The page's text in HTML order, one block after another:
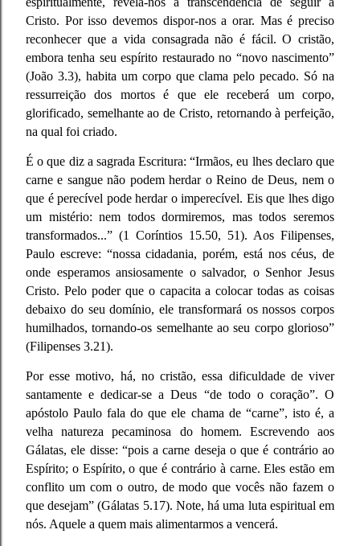
Cristo. Por isso devemos dispor-nos a orar. Mas é preciso
reconhecer que a vida consagrada não é fácil. O cristão,
embora tenha seu espírito restaurado no “novo nascimento”
(João 3.3), habita um corpo que clama pelo pecado. Só na
ressurreição dos mortos é que ele receberá um corpo,
glorificado, semelhante ao de Cristo, retornando à perfeição,
na qual foi criado.
É o que diz a sagrada Escritura: “Irmãos, eu lhes declaro que
carne e sangue não podem herdar o Reino de Deus, nem o
que é perecível pode herdar o imperecível. Eis que lhes digo
um mistério: nem todos dormiremos, mas todos seremos
transformados...” (1 Coríntios 15.50, 51). Aos Filipenses,
Paulo escreve: “nossa cidadania, porém, está nos céus, de
onde esperamos ansiosamente o salvador, o Senhor Jesus
Cristo. Pelo poder que o capacita a colocar todas as coisas
debaixo do seu domínio, ele transformará os nossos corpos
humilhados, tornando-os semelhante ao seu corpo glorioso”
(Filipenses 3.21).
Por esse motivo, há, no cristão, essa dificuldade de viver
santamente e dedicar-se a Deus “de todo o coração”. O
apóstolo Paulo fala do que ele chama de “carne”, isto é, a
velha natureza pecaminosa do homem. Escrevendo aos
Gálatas, ele disse: “pois a carne deseja o que é contrário ao
Espírito; o Espírito, o que é contrário à carne. Eles estão em
conflito um com o outro, de modo que vocês não fazem o
que desejam” (Gálatas 5.17). Note, há uma luta espiritual em
nós. Aquele a quem mais alimentarmos a vencerá.